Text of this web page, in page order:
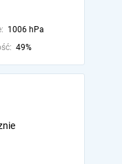
1006 hPa
49%